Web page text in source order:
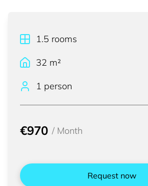
1.5 rooms
32 m²
1 person
€970 / Month
Request now